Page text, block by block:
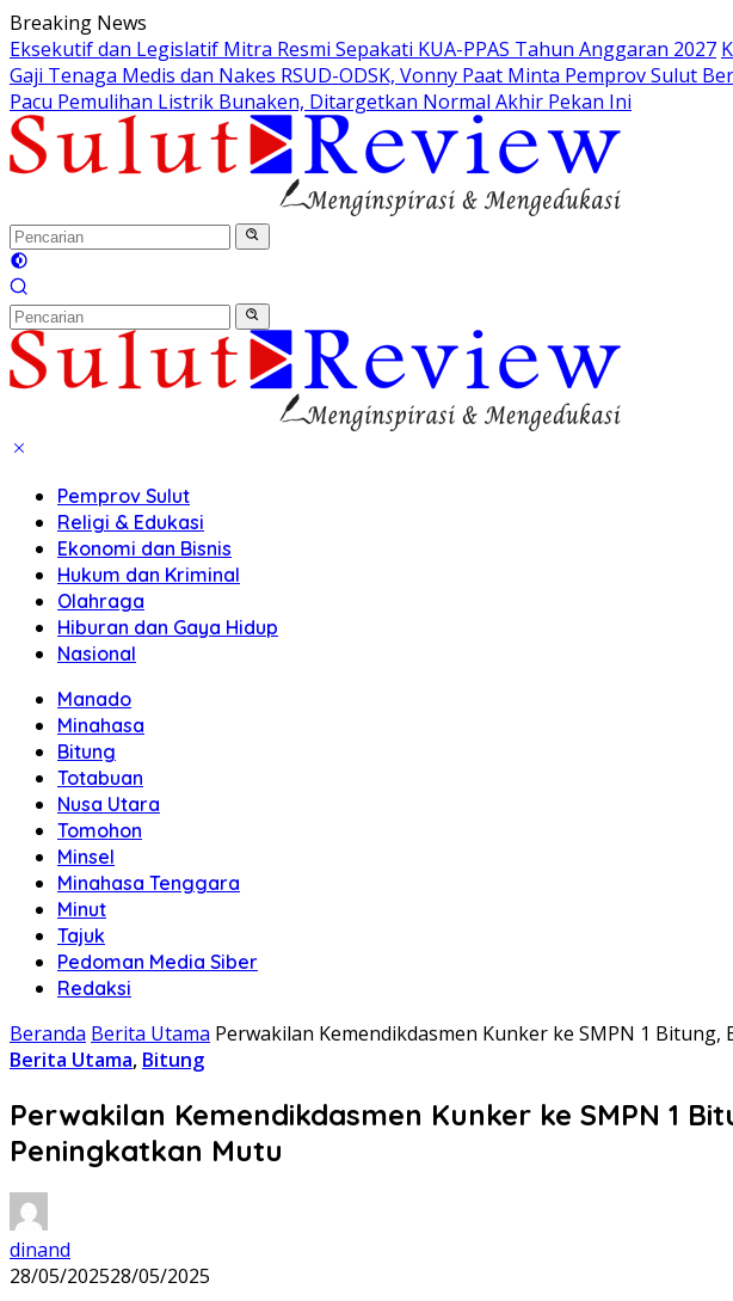
Langsung
ke
konten
Breaking News
Eksekutif dan Legislatif Mitra Resmi Sepakati KUA-PPAS Tahun Anggaran 2027
Gaji Tenaga Medis dan Nakes RSUD-ODSK, Vonny Paat Minta Pemprov Sulut
Pacu Pemulihan Listrik Bunaken, Ditargetkan Normal Akhir Pekan Ini
Pemprov Sulut
Religi & Edukasi
Ekonomi dan Bisnis
Hukum dan Kriminal
Olahraga
Hiburan dan Gaya Hidup
Nasional
Manado
Minahasa
Bitung
Totabuan
Nusa Utara
Tomohon
Minsel
Minahasa Tenggara
Minut
Tajuk
Pedoman Media Siber
Redaksi
Beranda Berita Utama Perwakilan Kemendikdasmen Kunker ke SMPN 1
Berita Utama, Bitung
Perwakilan Kemendikdasmen Kunker ke SMPN 1
Peningkatkan Mutu
dinand
28/05/202528/05/2025